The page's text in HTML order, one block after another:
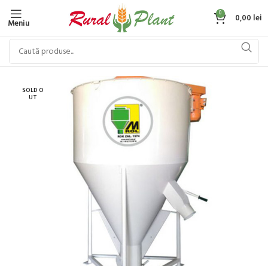
Meniu
0 0,00 lei
SOLD O
UT